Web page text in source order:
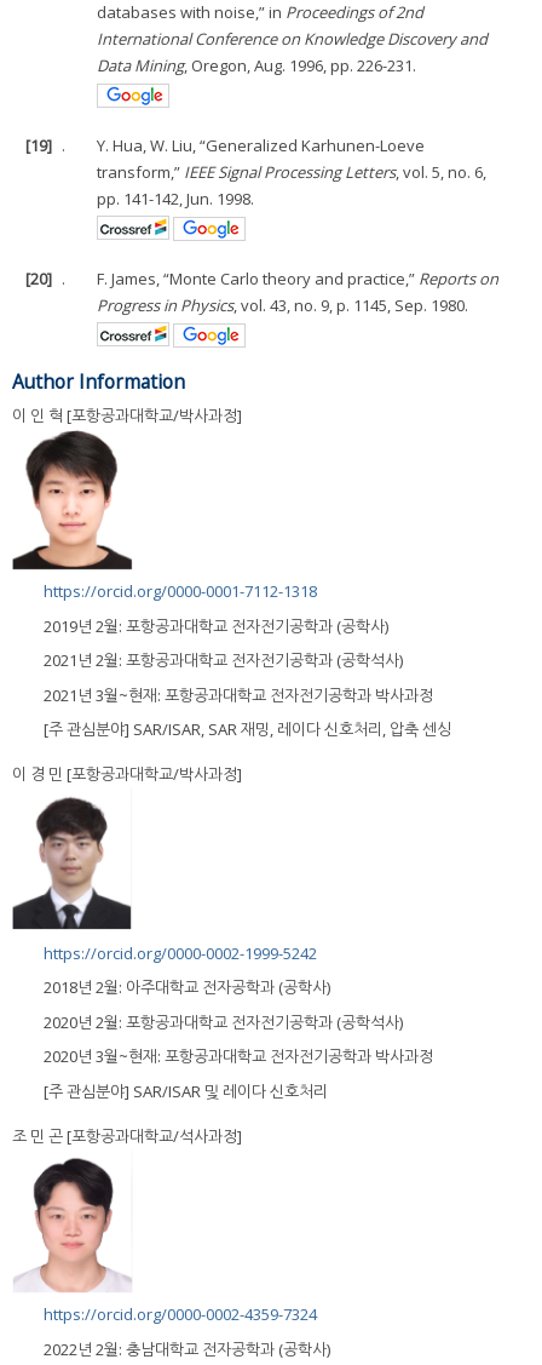
databases with noise,” in Proceedings of 2nd
International Conference on Knowledge Discovery and
Data Mining, Oregon, Aug. 1996, pp. 226-231.
[19] .
Y. Hua, W. Liu, “Generalized Karhunen-Loeve
transform,” IEEE Signal Processing Letters, vol. 5, no. 6,
pp. 141-142, Jun. 1998.
[20] . F. James, “Monte Carlo theory and practice,” Reports on
Progress in Physics, vol. 43, no. 9, p. 1145, Sep. 1980.
Author Information
이 인 혁 [포항공과대학교/박사과정]
https://orcid.org/0000-0001-7112-1318
2019년 2월: 포항공과대학교 전자전기공학과 (공학사)
2021년 2월: 포항공과대학교 전자전기공학과 (공학석사)
2021년 3월~현재: 포항공과대학교 전자전기공학과 박사과정
[주 관심분야] SAR/ISAR, SAR 재밍, 레이다 신호처리, 압축 센싱
이 경 민 [포항공과대학교/박사과정]
https://orcid.org/0000-0002-1999-5242
2018년 2월: 아주대학교 전자공학과 (공학사)
2020년 2월: 포항공과대학교 전자전기공학과 (공학석사)
2020년 3월~현재: 포항공과대학교 전자전기공학과 박사과정
[주 관심분야] SAR/ISAR 및 레이다 신호처리
조 민 곤 [포항공과대학교/석사과정]
https://orcid.org/0000-0002-4359-7324
2022년 2월: 충남대학교 전자공학과 (공학사)